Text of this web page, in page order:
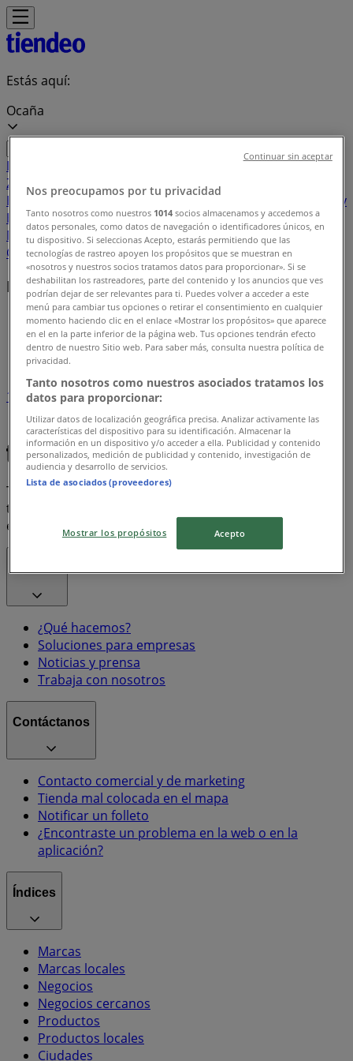
Estás aquí:
Ocaña
Destacados
Zapatos
Hogar y Muebles Informática y
ElectrónicaFarmacias, Droguerías y Ópticas
Perfumerías y
BellezaRestaurantesJuguetes y BebésDeporteCarros,
Motos y RepuestosFerreterías y ConstrucciónLibros y
CineViajesBancos y Seguros
Marcas locales
Tiendeo en Ocaña»
Índice marcas
1
Bon Preu
Frito Lay
Tiendeo forma parte de Shopfully, la empresa
tecnológica que está reinventando las compras locales
en todo el mundo.
¿Qué hacemos?
Soluciones para empresas
Noticias y prensa
Trabaja con nosotros
Contáctanos
Contacto comercial y de marketing
Tienda mal colocada en el mapa
Notificar un folleto
¿Encontraste un problema en la web o en la
aplicación?
Índices
Marcas
Marcas locales
Negocios
Negocios cercanos
Productos
Productos locales
Ciudades
Nos preocupamos por tu privacidad
Tanto nosotros como nuestros 1014 socios almacenamos y accedemos a
datos personales, como datos de navegación o identificadores únicos, en
tu dispositivo. Si seleccionas Acepto, estarás permitiendo que las
tecnologías de rastreo apoyen los propósitos que se muestran en
«nosotros y nuestros socios tratamos datos para proporcionar». Si se
deshabilitan los rastreadores, parte del contenido y los anuncios que ves
podrían dejar de ser relevantes para ti. Puedes volver a acceder a este
menú para cambiar tus opciones o retirar el consentimiento en cualquier
momento haciendo clic en el enlace «Mostrar los propósitos» que aparece
en el en la parte inferior de la página web. Tus opciones tendrán efecto
dentro de nuestro Sitio web. Para saber más, consulta nuestra política de
privacidad.
Tanto nosotros como nuestros asociados tratamos los
datos para proporcionar:
Utilizar datos de localización geográfica precisa. Analizar activamente las
características del dispositivo para su identificación. Almacenar la
información en un dispositivo y/o acceder a ella. Publicidad y contenido
personalizados, medición de publicidad y contenido, investigación de
audiencia y desarrollo de servicios.
Lista de asociados (proveedores)
Mostrar los propósitos Acepto
Continuar sin aceptar